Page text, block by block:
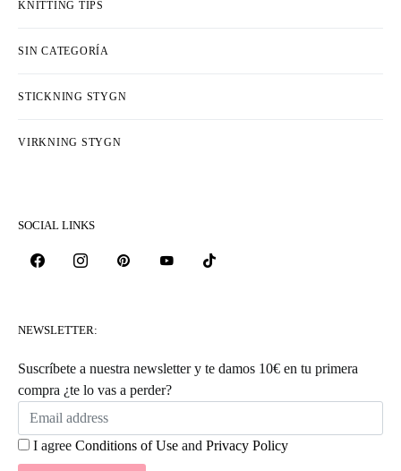
KNITTING TIPS
SIN CATEGORÍA
STICKNING STYGN
VIRKNING STYGN
SOCIAL LINKS
NEWSLETTER:
Suscríbete a nuestra newsletter y te damos 10€ en tu primera
compra ¿te lo vas a perder?
I agree Conditions of Use and Privacy Policy